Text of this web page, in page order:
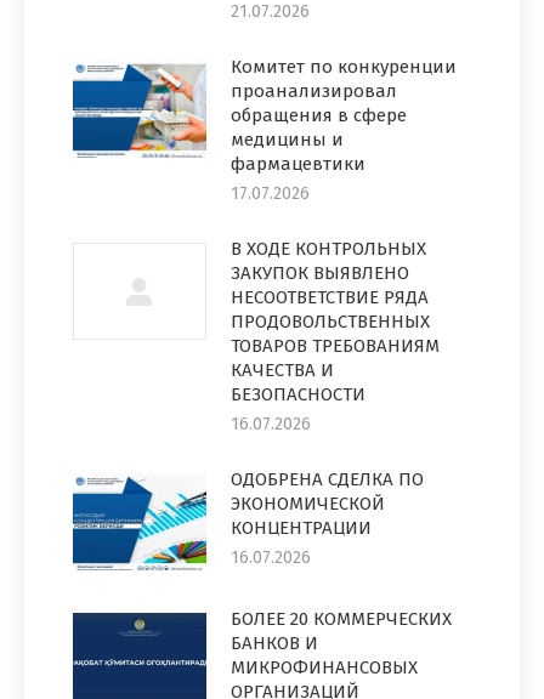
21.07.2026
Комитет по конкуренции
проанализировал
обращения в сфере
медицины и
фармацевтики
17.07.2026
В ХОДЕ КОНТРОЛЬНЫХ
ЗАКУПОК ВЫЯВЛЕНО
НЕСООТВЕТСТВИЕ РЯДА
ПРОДОВОЛЬСТВЕННЫХ
ТОВАРОВ ТРЕБОВАНИЯМ
КАЧЕСТВА И
БЕЗОПАСНОСТИ
16.07.2026
ОДОБРЕНА СДЕЛКА ПО
ЭКОНОМИЧЕСКОЙ
КОНЦЕНТРАЦИИ
16.07.2026
БОЛЕЕ 20 КОММЕРЧЕСКИХ
БАНКОВ И
МИКРОФИНАНСОВЫХ
ОРГАНИЗАЦИЙ